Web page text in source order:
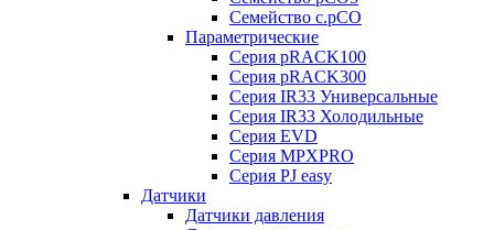
Семейство c.pCO
Параметрические
Серия pRACK100
Серия pRACK300
Серия IR33 Универсальные
Серия IR33 Холодильные
Серия EVD
Серия MPXPRO
Серия PJ easy
Датчики
Датчики давления